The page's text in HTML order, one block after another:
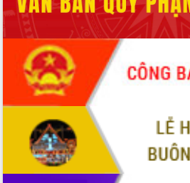
Hội thảo góp ý hồ sơ điều chỉnh quy
hoạch tỉnh Đắk Lắk thời kỳ 2021-2030,
tầm nhìn đến năm 2050
Nâng cao hiệu quả hoạt động của các
doanh nghiệp nhà nước
Hội nghị triển khai kết nối mạng
truyền số liệu chuyên dùng phục vụ cơ
quan Đảng, Nhà nước
Lễ phát động chuỗi hoạt động chung
tay làm sạch môi trường
Xã Ea Kar bước chuyển mình trong
công tác cải cách hành chính mô hình